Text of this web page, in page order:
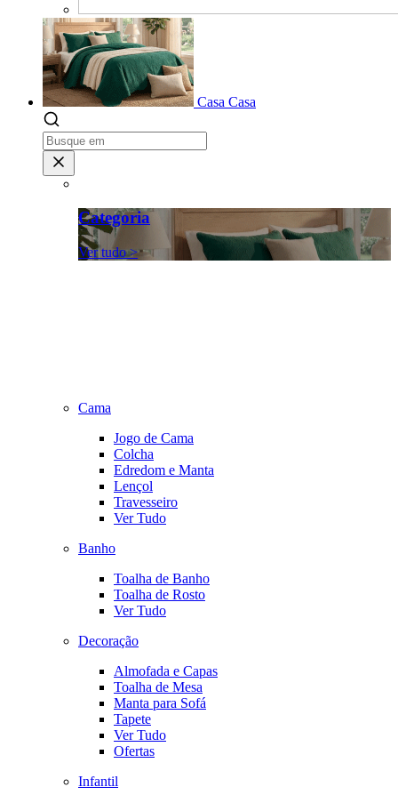
Casa Casa
Categoria
Ver tudo >
Cama
Jogo de Cama
Colcha
Edredom e Manta
Lençol
Travesseiro
Ver Tudo
Banho
Toalha de Banho
Toalha de Rosto
Ver Tudo
Decoração
Almofada e Capas
Toalha de Mesa
Manta para Sofá
Tapete
Ver Tudo
Ofertas
Infantil